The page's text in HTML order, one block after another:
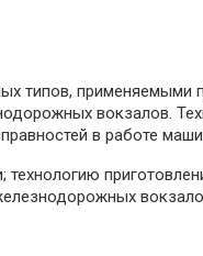
типов, применяемыми
вокзалов.
в работе
технологию